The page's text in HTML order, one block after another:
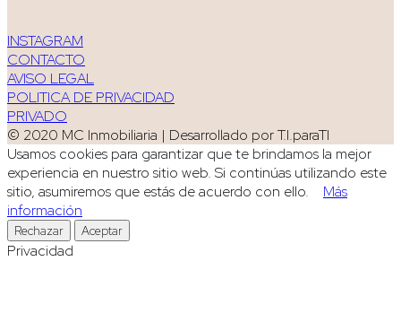
INSTAGRAM
CONTACTO
AVISO LEGAL
POLITICA DE PRIVACIDAD
PRIVADO
© 2020 MC Inmobiliaria | Desarrollado por T.I.paraTI
Usamos cookies para garantizar que te brindamos la mejor
experiencia en nuestro sitio web. Si continúas utilizando este
sitio, asumiremos que estás de acuerdo con ello. Más
información
Rechazar Aceptar
Privacidad